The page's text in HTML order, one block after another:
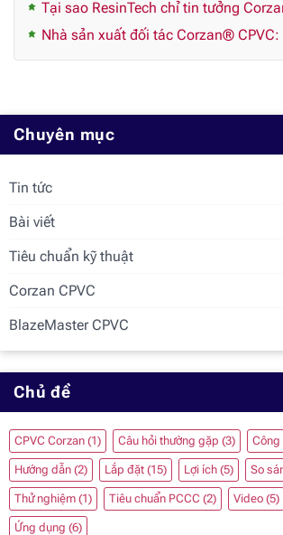
Tại sao ResinTech chỉ tin tưởng
Nhà sản xuất đối tác Corzan® CPVC:
Chuyên mục
Tin tức
Bài viết
Tiêu chuẩn kỹ thuật
Corzan CPVC
BlazeMaster CPVC
Chủ đề
CPVC Corzan (1) Câu hỏi thường gặp (3) Công
Hướng dẫn (2) Lắp đặt (15) Lợi ích (5) So
Thử nghiệm (1) Tiêu chuẩn PCCC (2) Video (5)
Ứng dụng (6)